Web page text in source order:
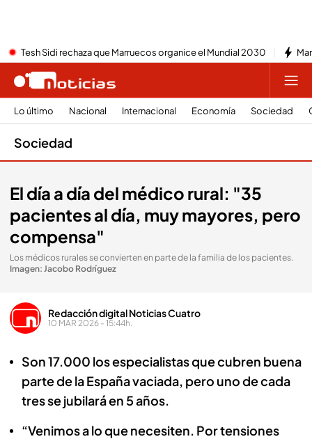
Tesh Sidi rechaza que Marruecos organice el Mundial 2030
Lo último Nacional Internacional Economía Sociedad
Sociedad
El día a día del médico rural: "35
pacientes al día, muy mayores, pero
compensa"
Los médicos rurales se convierten en parte de la familia de los pacientes.
Imagen: Jacobo Rodríguez
Redacción digital Noticias Cuatro
10 MAR 2026 - 15:44h.
Son 17.000 los especialistas que cubren buena
parte de la España vaciada, pero uno de cada
tres se jubilará en 5 años.
“Venimos a lo que necesiten. Por tensiones